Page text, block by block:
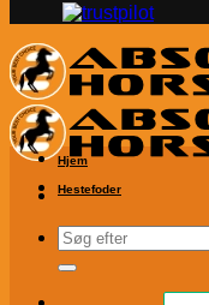
Søg
efter:
Hjem
Hestefoder